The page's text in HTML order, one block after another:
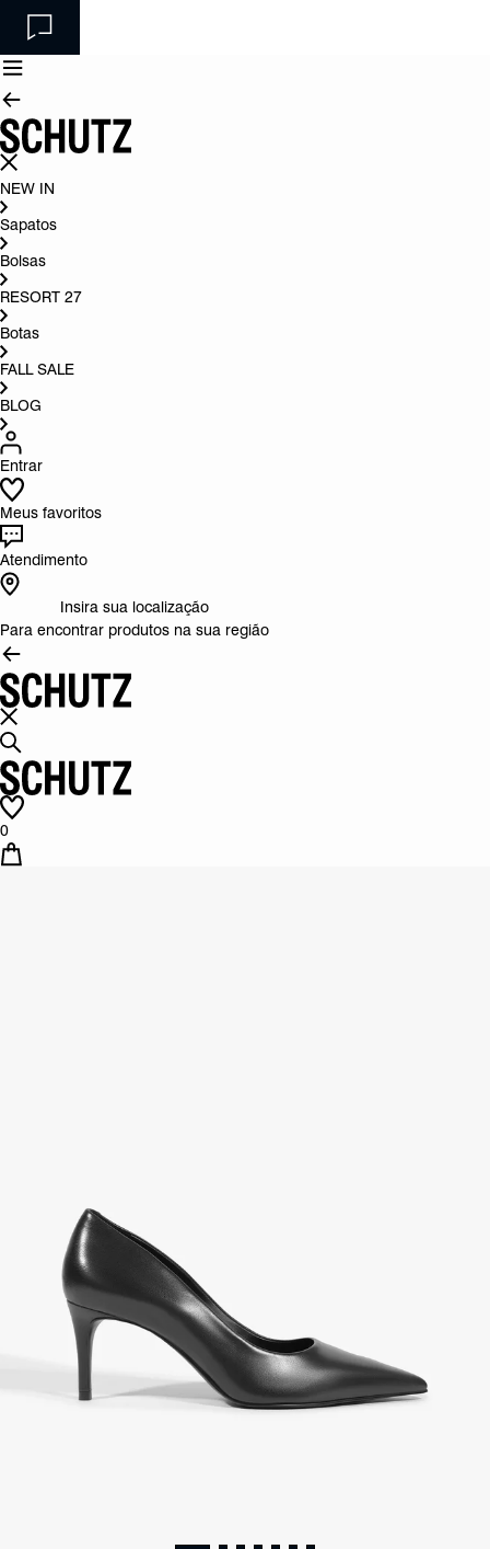
NEW IN
Sapatos
Bolsas
RESORT 27
Botas
FALL SALE
BLOG
Entrar
Meus favoritos
Atendimento
Insira sua localização
Para encontrar produtos na sua região
0